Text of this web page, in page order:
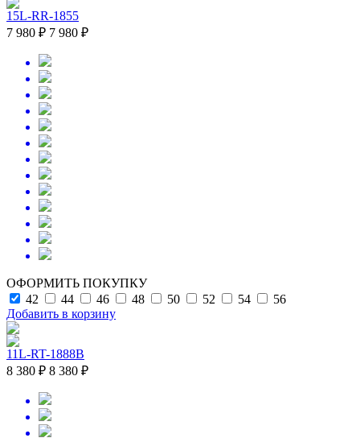
15L-RR-1855
7 980 ₽ 7 980 ₽
ОФОРМИТЬ ПОКУПКУ
42
44 46 48 50 52 54
56
Добавить в корзину
11L-RT-1888B
8 380 ₽ 8 380 ₽